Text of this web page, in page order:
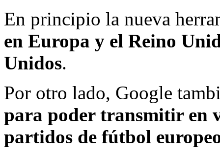
En principio la nueva
en Europa y el Reino
Unidos.
Por otro lado, Google
para poder transmitir en
partidos de fútbol